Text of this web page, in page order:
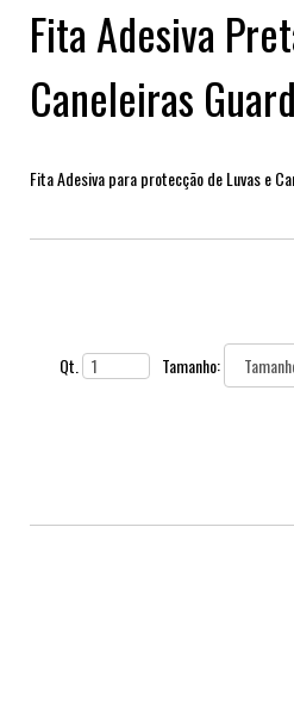
Fita Adesiva
Caneleiras
Fita Adesiva para protecção de Luvas e
Qt. Tamanho: